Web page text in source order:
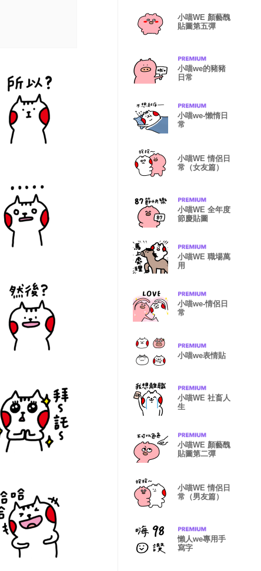
小喵WE 顏藝醜
貼圖第五彈
小喵we的豬豬
日常
小喵we-懶惰日
常
小喵WE 情侶日
常（女友篇）
小喵WE 全年度
節慶貼圖
小喵WE 職場萬
用
小喵we-情侶日
常
小喵we表情貼
小喵WE 社畜人
生
小喵WE 顏藝醜
貼圖第二彈
小喵WE 情侶日
常（男友篇）
懶人we專用手
寫字